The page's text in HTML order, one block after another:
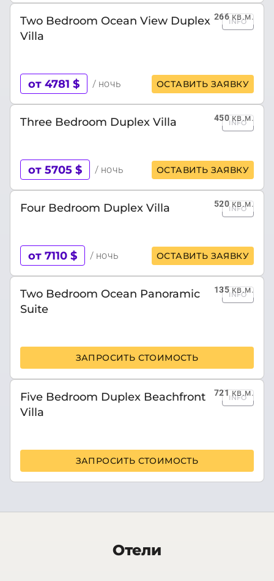
266кв.м.
Two Bedroom Ocean View Duplex
Villa
INFO
от 4781 $ / ночь ОСТАВИТЬ ЗАЯВКУ
450кв.м.
Three Bedroom Duplex Villa INFO
от 5705 $ / ночь ОСТАВИТЬ ЗАЯВКУ
520кв.м.
Four Bedroom Duplex Villa INFO
от 7110 $ / ночь ОСТАВИТЬ ЗАЯВКУ
135кв.м.
Two Bedroom Ocean Panoramic
Suite
INFO
ЗАПРОСИТЬ СТОИМОСТЬ
721кв.м.
Five Bedroom Duplex Beachfront
Villa
INFO
ЗАПРОСИТЬ СТОИМОСТЬ
Отели